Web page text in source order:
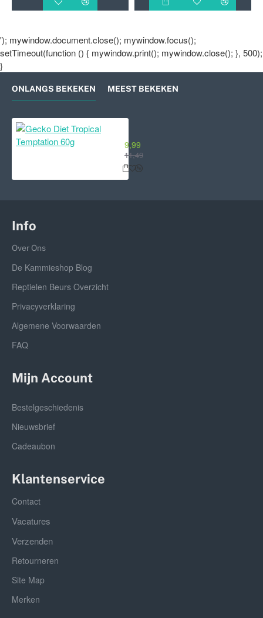
'); mywindow.document.close(); mywindow.focus();
setTimeout(function () { mywindow.print(); mywindow.close(); }, 500);
}
ONLANGS BEKEKEN MEEST BEKEKEN
9,99
11,49
Info
Over Ons
De Kammieshop Blog
Reptielen Beurs Overzicht
Privacyverklaring
Algemene Voorwaarden
FAQ
Mijn Account
Bestelgeschiedenis
Nieuwsbrief
Cadeaubon
Klantenservice
Contact
Vacatures
Verzenden
Retourneren
Site Map
Merken